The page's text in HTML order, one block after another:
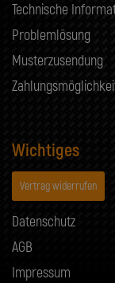
Technische
Problemlösung
Musterzusendung
Wichtiges
Vertrag widerrufen
Datenschutz
AGB
Impressum